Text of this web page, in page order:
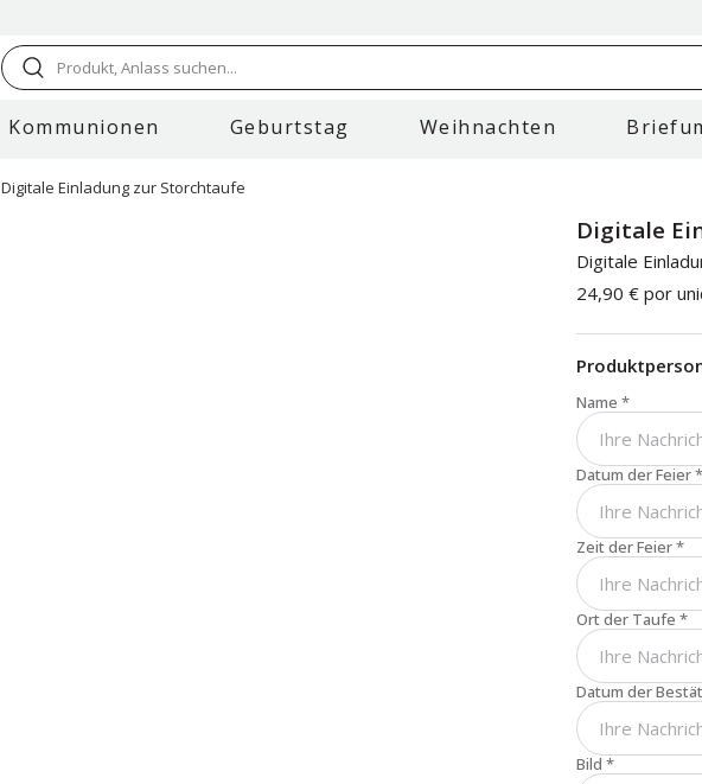
Produkt, Anlass suchen...
Kommunionen Geburtstag Weihnachten
Digitale Einladung zur Storchtaufe
Digitale
Digitale
24,90 € por
Name *
Datum der Feier*
Zeit der Feier*
Ort der Taufe *
Datum der
Bild *